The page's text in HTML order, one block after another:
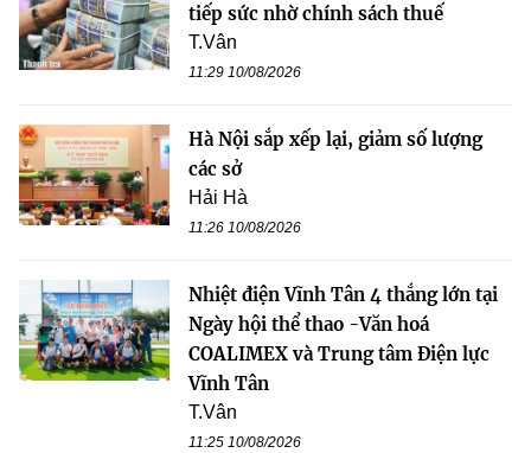
tiếp sức nhờ chính sách thuế
T.Vân
11:29 10/08/2026
Hà Nội sắp xếp lại, giảm số lượng
các sở
Hải Hà
11:26 10/08/2026
Nhiệt điện Vĩnh Tân 4 thắng lớn tại
Ngày hội thể thao -Văn hoá
COALIMEX và Trung tâm Điện lực
Vĩnh Tân
T.Vân
11:25 10/08/2026